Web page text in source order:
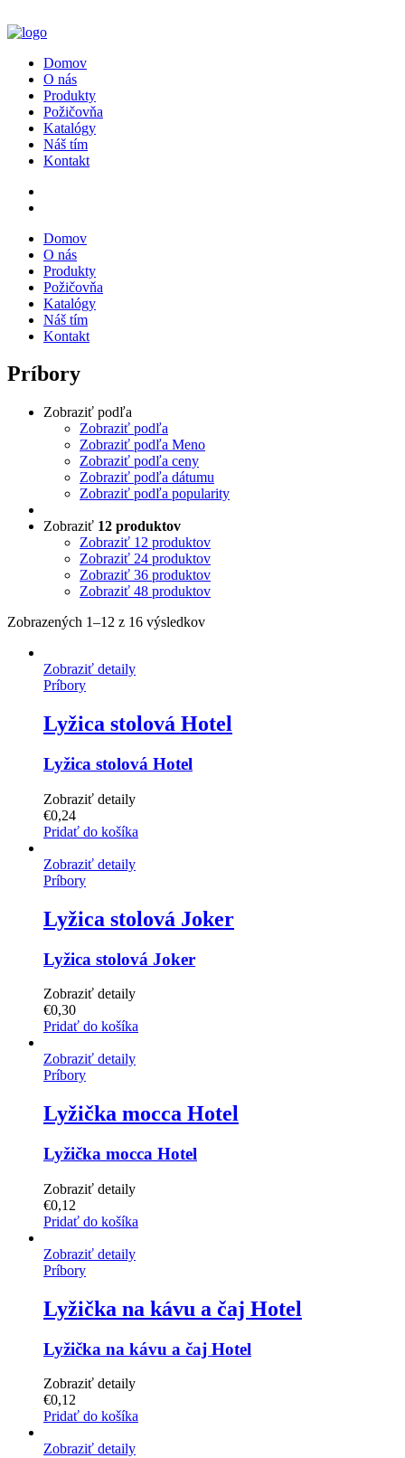
Domov
O nás
Produkty
Požičovňa
Katalógy
Náš tím
Kontakt
Domov
O nás
Produkty
Požičovňa
Katalógy
Náš tím
Kontakt
Príbory
Zobraziť podľa
Zobraziť podľa
Zobraziť podľa Meno
Zobraziť podľa ceny
Zobraziť podľa dátumu
Zobraziť podľa popularity
Zobraziť 12 produktov
Zobraziť 12 produktov
Zobraziť 24 produktov
Zobraziť 36 produktov
Zobraziť 48 produktov
Zobrazených 1–12 z 16 výsledkov
Zobraziť detaily
Príbory
Lyžica stolová Hotel
Lyžica stolová Hotel
Zobraziť detaily
€0,24
Pridať do košíka
Zobraziť detaily
Príbory
Lyžica stolová Joker
Lyžica stolová Joker
Zobraziť detaily
€0,30
Pridať do košíka
Zobraziť detaily
Príbory
Lyžička mocca Hotel
Lyžička mocca Hotel
Zobraziť detaily
€0,12
Pridať do košíka
Zobraziť detaily
Príbory
Lyžička na kávu a čaj Hotel
Lyžička na kávu a čaj Hotel
Zobraziť detaily
€0,12
Pridať do košíka
Zobraziť detaily